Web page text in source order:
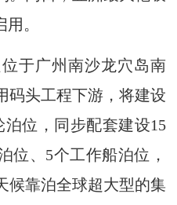
。
广州南沙龙穴岛南
码头工程下游，将建设
位，同步配套建设15
位、5个工作船泊位，
候靠泊全球超大型的集